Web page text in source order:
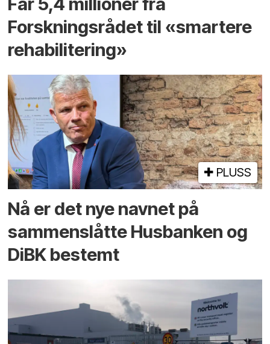
Forskningsrådet til «smartere
rehabilitering»
PLUSS
Nå er det nye navnet på
sammenslåtte Husbanken og
DiBK bestemt